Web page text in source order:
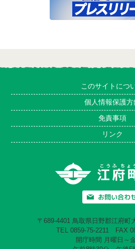
このサイトにつ
個人情報保護方
免責事項
リンク
〒689-4401 鳥取県日野郡江府町
TEL 0859-75-2211 FAX
開庁時間 月曜日～